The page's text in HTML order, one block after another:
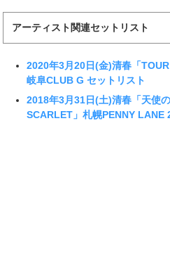
アーティスト関連セットリスト
2020年3月20日(金)清春「
岐阜CLUB G セットリスト
2018年3月31日(土)清春「天使
SCARLET」札幌PENNY LANE